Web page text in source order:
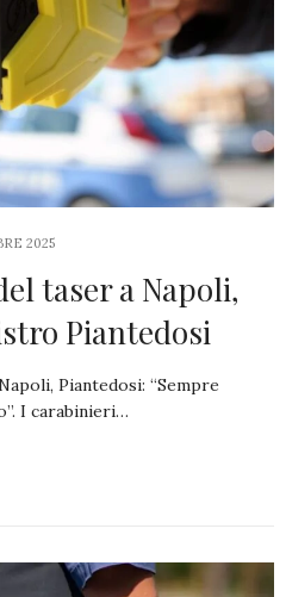
2025
taser a Napoli,
Piantedosi
Piantedosi: “Sempre
I carabinieri…